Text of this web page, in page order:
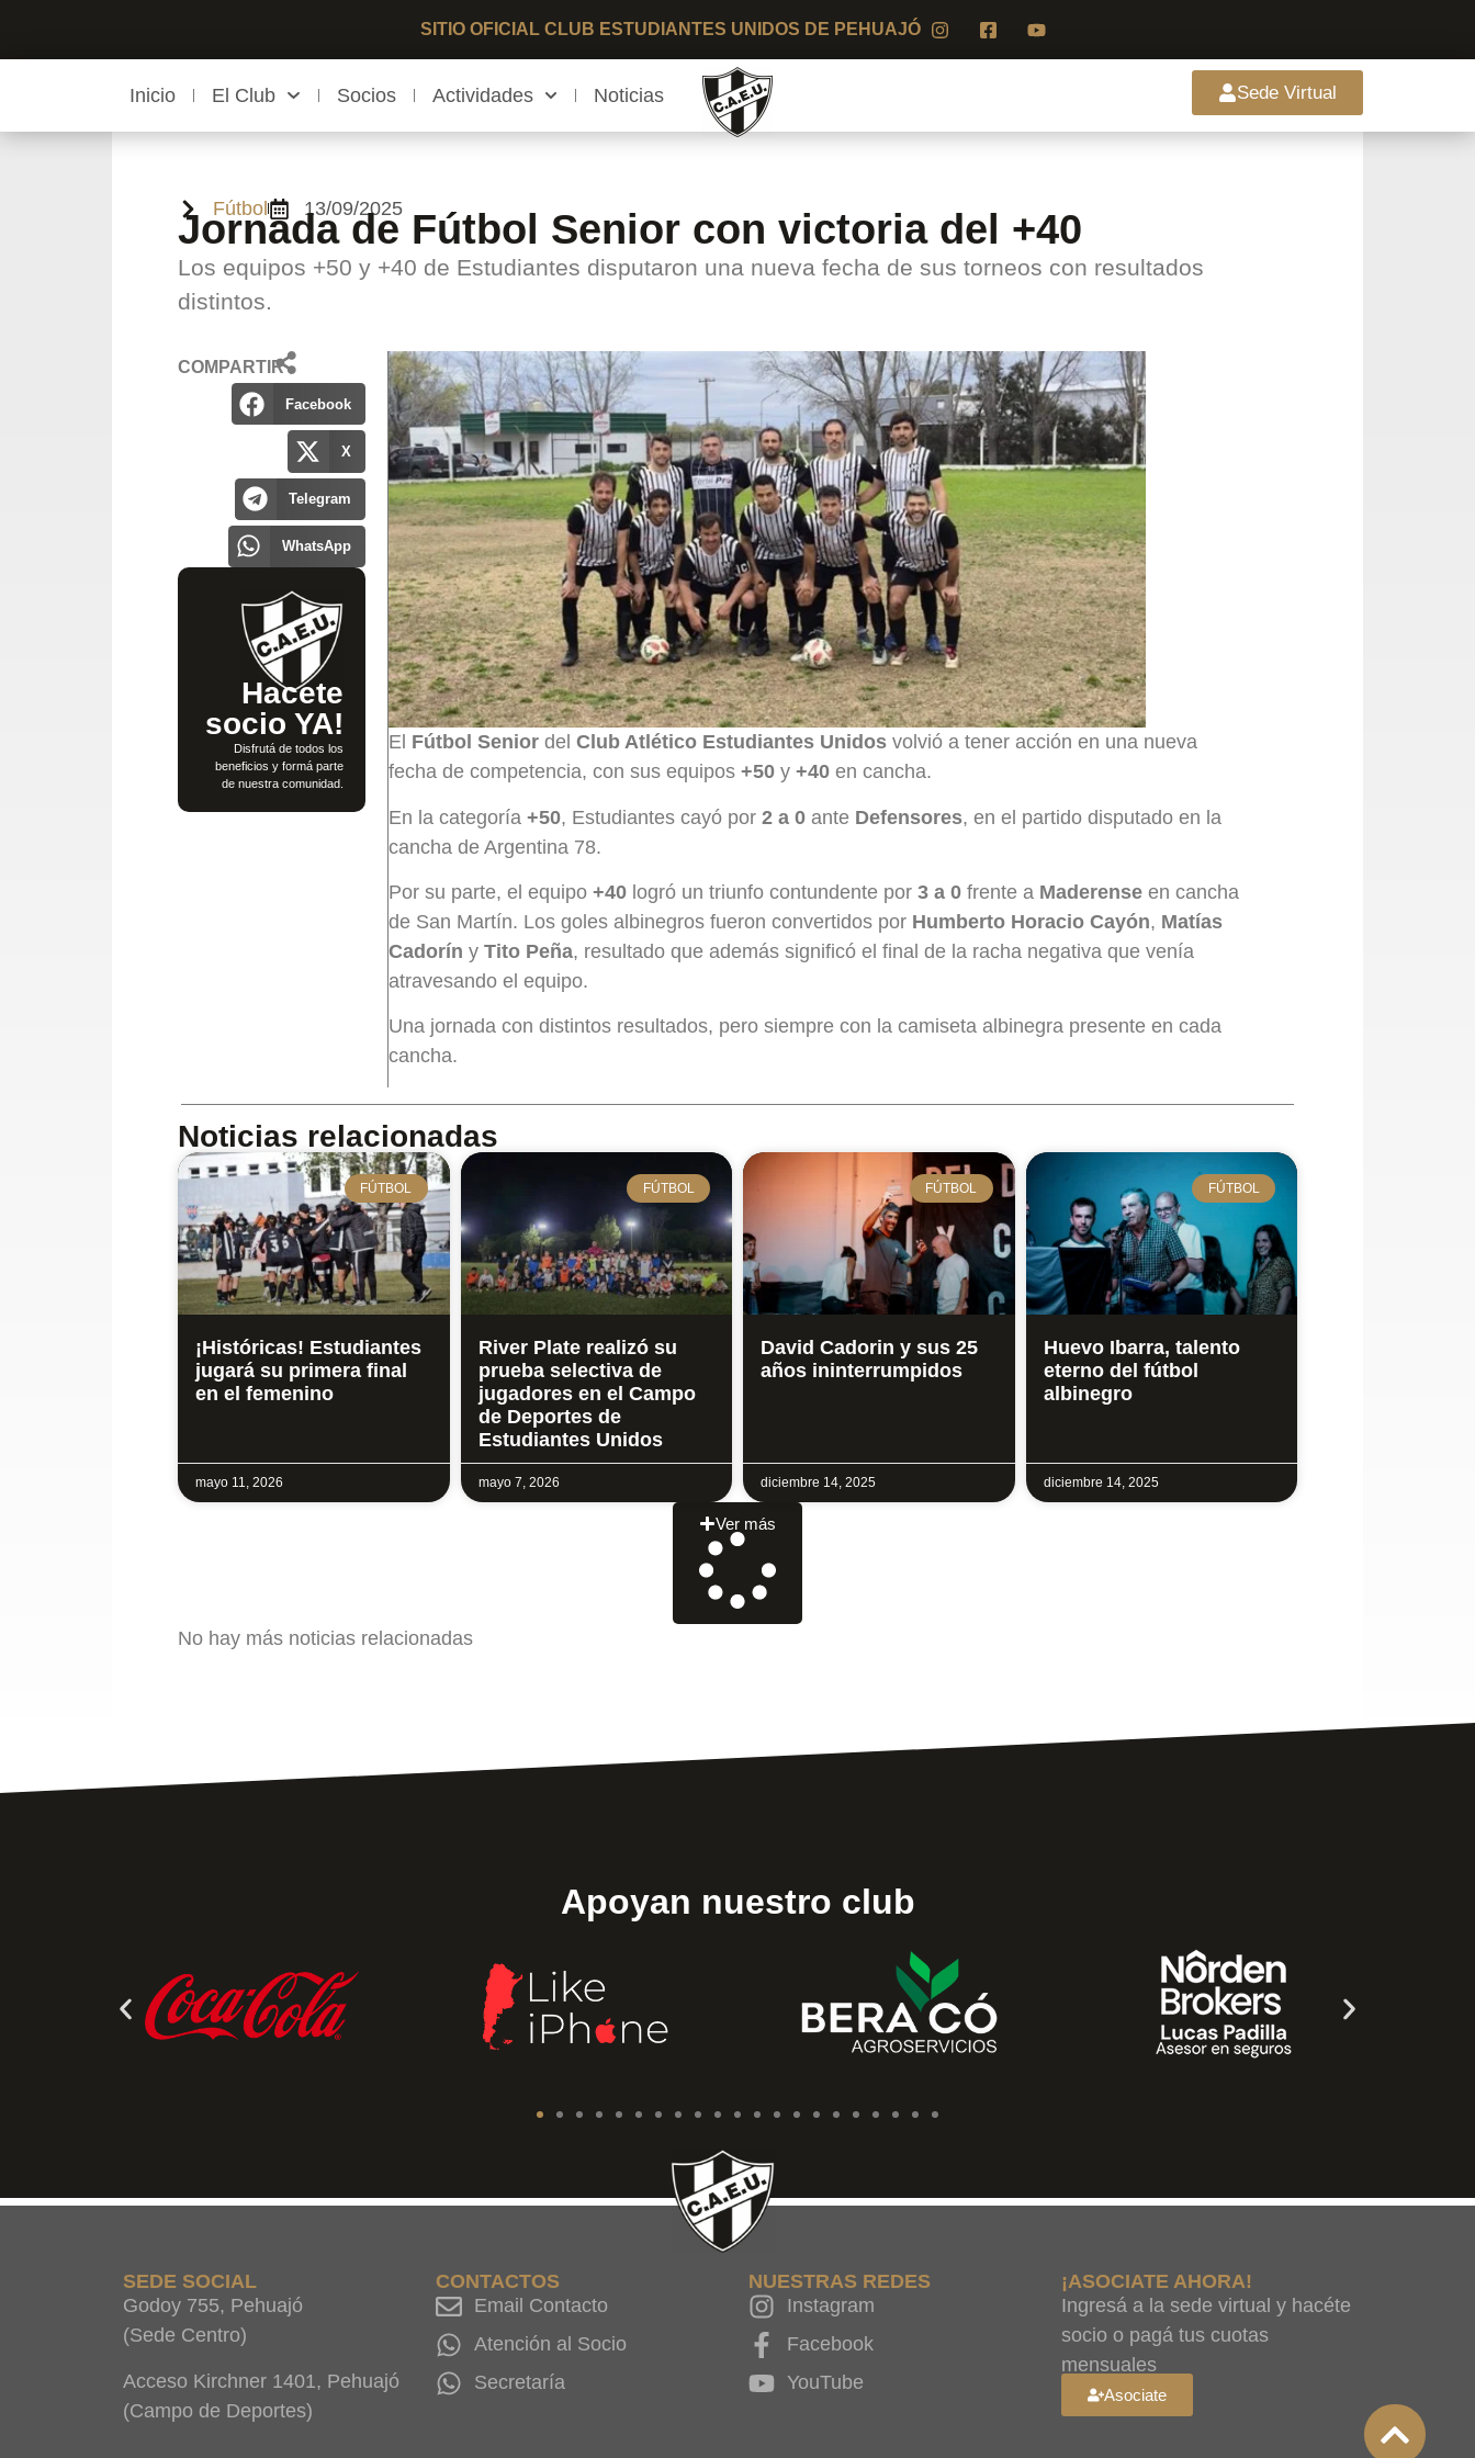
SITIO OFICIAL CLUB ESTUDIANTES UNIDOS DE PEHUAJÓ
Sede Virtual
Inicio El Club Socios Actividades Noticias
Fútbol 13/09/2025
Jornada de Fútbol Senior con victoria del +40
Los equipos +50 y +40 de Estudiantes disputaron una nueva fecha de sus torneos con resultados
distintos.
COMPARTIR
Facebook
X
Telegram
WhatsApp
Hacete
socio YA!
Disfrutá de todos los
beneficios y formá parte
de nuestra comunidad.
El Fútbol Seniordel Club Atlético Estudiantes Unidosvolvió a tener acción en una nueva
fecha de competencia, con sus equipos +50y +40en cancha.
En la categoría +50, Estudiantes cayó por 2 a 0ante Defensores, en el partido disputado en la
cancha de Argentina 78.
Por su parte, el equipo +40logró un triunfo contundente por 3 a 0frente a Maderenseen cancha
de San Martín. Los goles albinegros fueron convertidos por Humberto Horacio Cayón, Matías
Cadorín y Tito Peña, resultado que además significó el final de la racha negativa que venía
atravesando el equipo.
Una jornada con distintos resultados, pero siempre con la camiseta albinegra presente en cada
cancha.
Noticias relacionadas
FÚTBOL
¡Históricas! Estudiantes
jugará su primera final
en el femenino
mayo 11, 2026
FÚTBOL
River Plate realizó su
prueba selectiva de
jugadores en el Campo
de Deportes de
Estudiantes Unidos
mayo 7, 2026
FÚTBOL
David Cadorin y sus 25
años ininterrumpidos
diciembre 14, 2025
FÚTBOL
Huevo Ibarra, talento
eterno del fútbol
albinegro
diciembre 14, 2025
Ver más
No hay más noticias relacionadas
Apoyan nuestro club
SEDE SOCIAL
Godoy 755, Pehuajó
(Sede Centro)
Acceso Kirchner 1401, Pehuajó
(Campo de Deportes)
CONTACTOS
Email Contacto
Atención al Socio
Secretaría
NUESTRAS REDES
Instagram
Facebook
YouTube
¡ASOCIATE AHORA!
Ingresá a la sede virtual y hacéte
socio o pagá tus cuotas
mensuales
Asociate